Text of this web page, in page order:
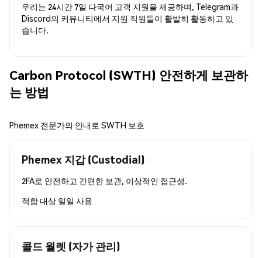
우리는 24시간 7일 다국어 고객 지원을 제공하며, Telegram과
Discord의 커뮤니티에서 지원 직원들이 활발히 활동하고 있
습니다.
Carbon Protocol (SWTH) 안전하게 보관하
는 방법
Phemex 전문가의 안내로 SWTH 보호
Phemex 지갑 (Custodial)
2FA로 안전하고 간편한 보관, 이상적인 접근성.
적합 대상 일일 사용
콜드 월렛 (자가 관리)